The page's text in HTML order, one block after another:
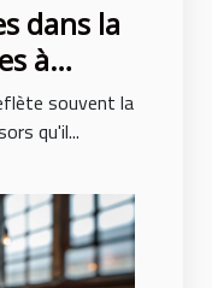
dans la
à
etsouvent la
qu'il...